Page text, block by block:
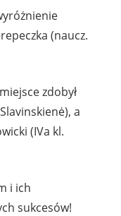
(naucz.
zdobył
a
(IVa kl.
i ich
sukcesów!